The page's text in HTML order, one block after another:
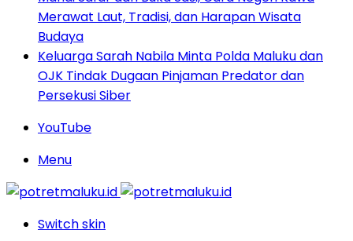
Merawat Laut, Tradisi, dan Harapan Wisata
Budaya
Keluarga Sarah Nabila Minta Polda Maluku dan
OJK Tindak Dugaan Pinjaman Predator dan
Persekusi Siber
YouTube
Menu
Switch skin